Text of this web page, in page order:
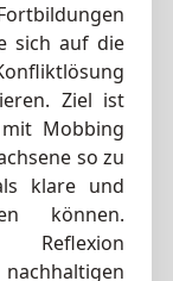
sich auf die
Ziel ist
Mobbing
so zu
klare und
können.
Reflexion